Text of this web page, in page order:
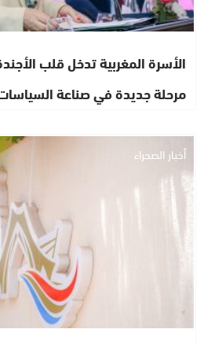
الأسرة المغربية تدخل قلب
مرحلة جديدة في صناعة
أخبار الصحراء